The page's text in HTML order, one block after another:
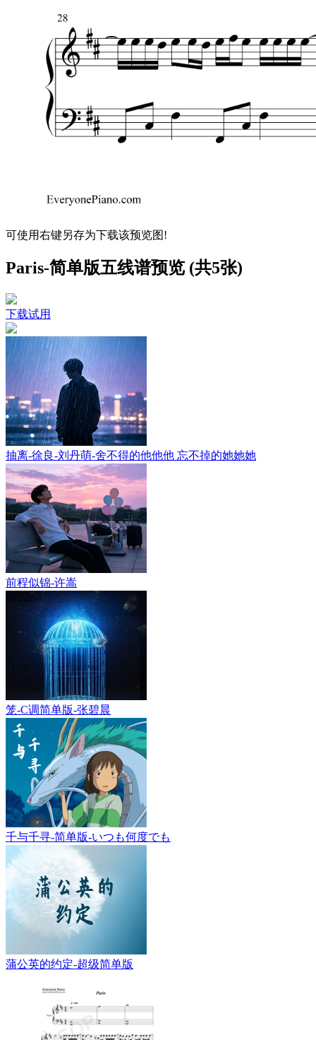
可使用右键另存为下载该预览图!
Paris-简单版五线谱预览 (共5张)
下载试用
抽离-徐良-刘丹萌-舍不得的他他他 忘不掉的她她她
前程似锦-许嵩
笼-C调简单版-张碧晨
千与千寻-简单版-いつも何度でも
蒲公英的约定-超级简单版